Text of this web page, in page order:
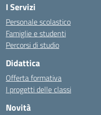
I Servizi
Personale scolastico
Famiglie e studenti
Percorsi di studio
Didattica
Offerta formativa
I progetti delle classi
Novità